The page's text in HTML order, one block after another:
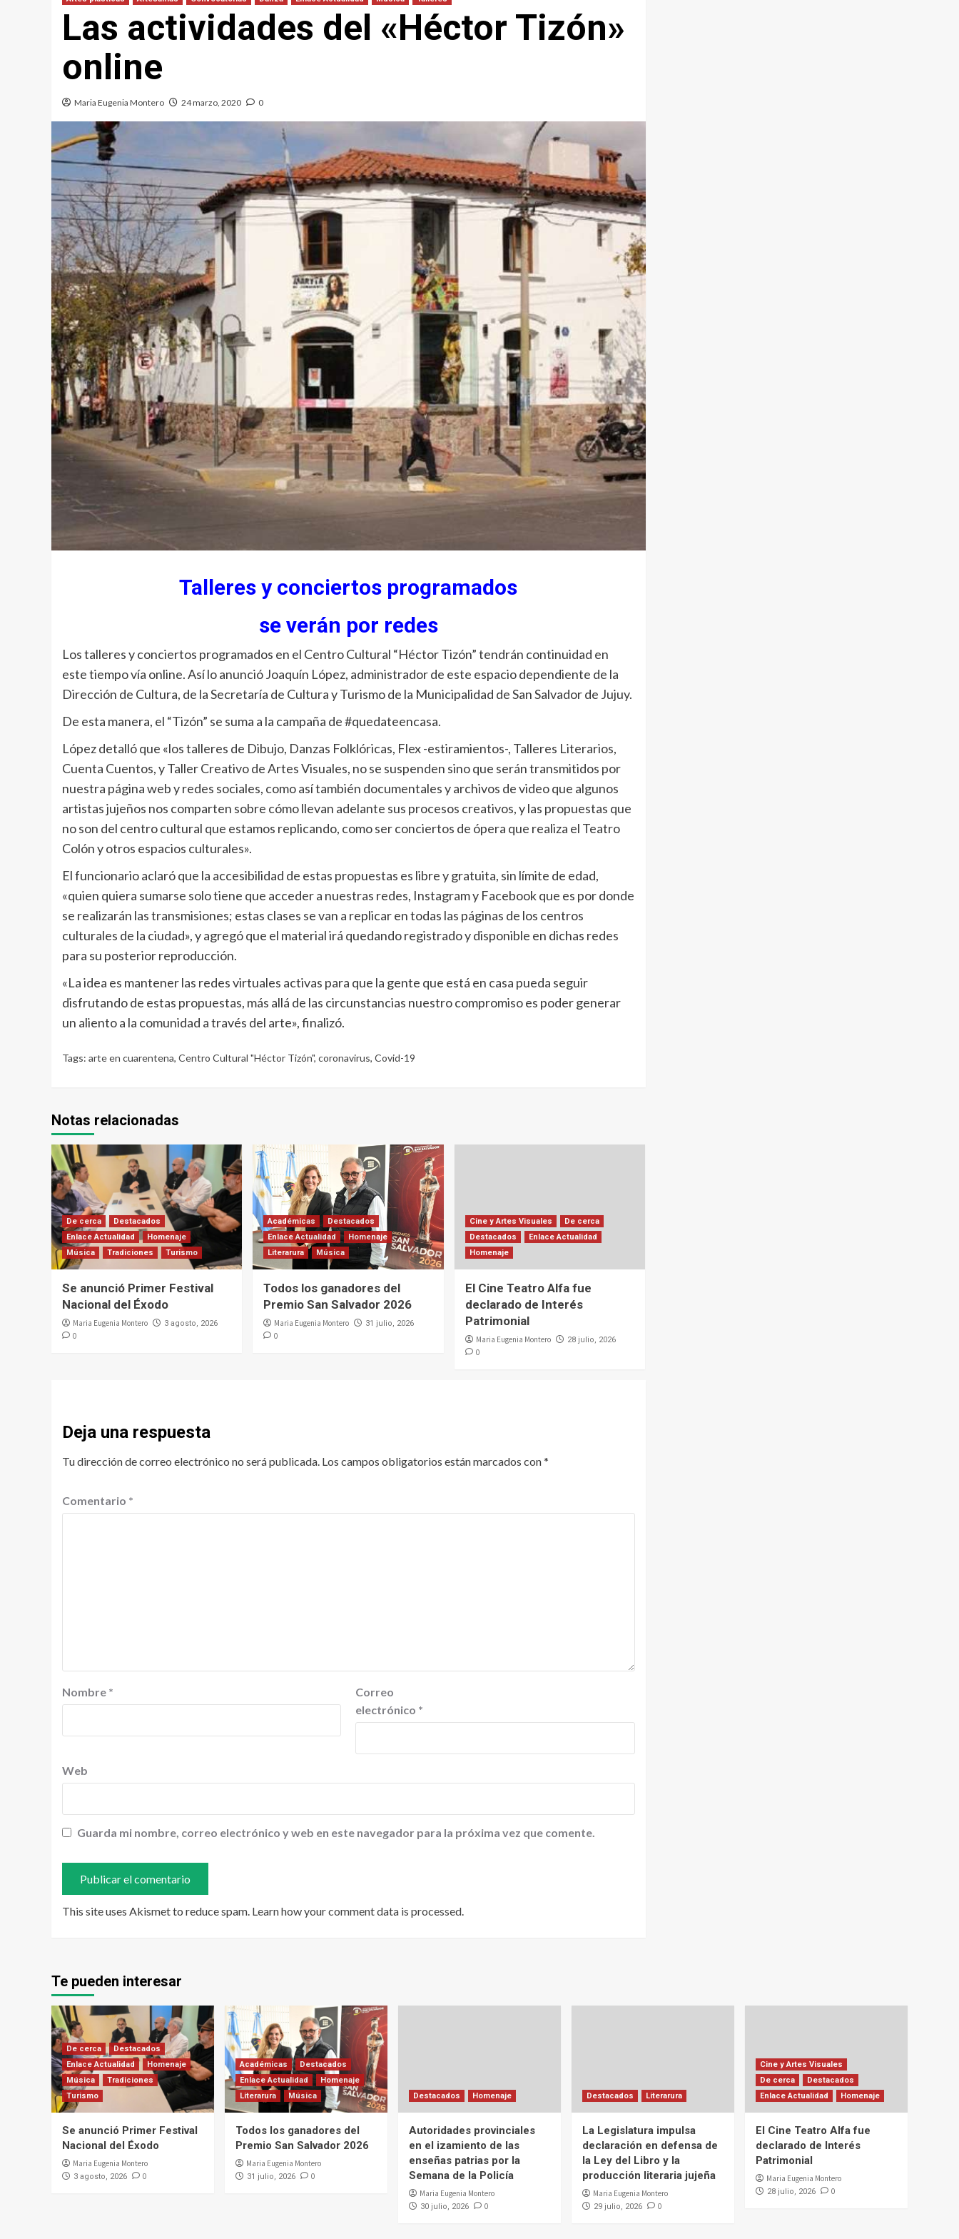
Las actividades del «Héctor Tizón»
online
Maria Eugenia Montero 24 marzo, 2020 0
Talleres y conciertos programados
se verán por redes
Los talleres y conciertos programados en el Centro Cultural “Héctor Tizón” tendrán continuidad en
este tiempo vía online. Así lo anunció Joaquín López, administrador de este espacio dependiente de la
Dirección de Cultura, de la Secretaría de Cultura y Turismo de la Municipalidad de San Salvador de Jujuy.
De esta manera, el “Tizón” se suma a la campaña de #quedateencasa.
López detalló que «los talleres de Dibujo, Danzas Folklóricas, Flex -estiramientos-, Talleres Literarios,
Cuenta Cuentos, y Taller Creativo de Artes Visuales, no se suspenden sino que serán transmitidos por
nuestra página web y redes sociales, como así también documentales y archivos de video que algunos
artistas jujeños nos comparten sobre cómo llevan adelante sus procesos creativos, y las propuestas que
no son del centro cultural que estamos replicando, como ser conciertos de ópera que realiza el Teatro
Colón y otros espacios culturales».
El funcionario aclaró que la accesibilidad de estas propuestas es libre y gratuita, sin límite de edad,
«quien quiera sumarse solo tiene que acceder a nuestras redes, Instagram y Facebook que es por donde
se realizarán las transmisiones; estas clases se van a replicar en todas las páginas de los centros
culturales de la ciudad», y agregó que el material irá quedando registrado y disponible en dichas redes
para su posterior reproducción.
«La idea es mantener las redes virtuales activas para que la gente que está en casa pueda seguir
disfrutando de estas propuestas, más allá de las circunstancias nuestro compromiso es poder generar
un aliento a la comunidad a través del arte», finalizó.
Tags: arte en cuarentena, Centro Cultural "Héctor Tizón", coronavirus, Covid-19
Notas relacionadas
De cerca
Destacados
Enlace Actualidad
Homenaje
Música
Tradiciones Turismo
Se anunció Primer Festival
Nacional del Éxodo
Maria Eugenia Montero 3 agosto, 2026
0
Académicas
Destacados
Enlace Actualidad
Homenaje
Literarura
Música
Todos los ganadores del
Premio San Salvador 2026
Maria Eugenia Montero 31 julio, 2026
0
Cine y Artes Visuales
De cerca
Destacados
Enlace Actualidad
Homenaje
El Cine Teatro Alfa fue
declarado de Interés
Patrimonial
Maria Eugenia Montero 28 julio, 2026
0
Deja una respuesta
Tu dirección de correo electrónico no será publicada. Los campos obligatorios están marcados con*
Comentario *
Nombre *
Correo
electrónico *
Web
Guarda mi nombre, correo electrónico y web en este navegador para la próxima vez que comente.
This site uses Akismet to reduce spam. Learn how your comment data is processed.
Te pueden interesar
De cerca
Destacados
Enlace Actualidad
Homenaje
Música
Tradiciones
Turismo
Se anunció Primer Festival
Nacional del Éxodo
Maria Eugenia Montero
3 agosto, 2026 0
Académicas
Destacados
Enlace Actualidad
Homenaje
Literarura
Música
Todos los ganadores del
Premio San Salvador 2026
Maria Eugenia Montero
31 julio, 2026 0
Destacados Homenaje
Autoridades provinciales
en el izamiento de las
enseñas patrias por la
Semana de la Policía
Maria Eugenia Montero
30 julio, 2026 0
Destacados Literarura
La Legislatura impulsa
declaración en defensa de
la Ley del Libro y la
producción literaria jujeña
Maria Eugenia Montero
29 julio, 2026 0
Cine y Artes Visuales
De cerca
Destacados
Enlace Actualidad
Homenaje
El Cine Teatro Alfa fue
declarado de Interés
Patrimonial
Maria Eugenia Montero
28 julio, 2026 0